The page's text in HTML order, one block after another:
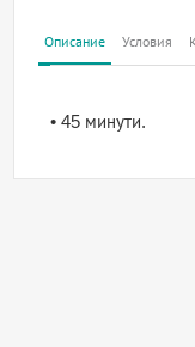
Описание Условия
• 45 минути.